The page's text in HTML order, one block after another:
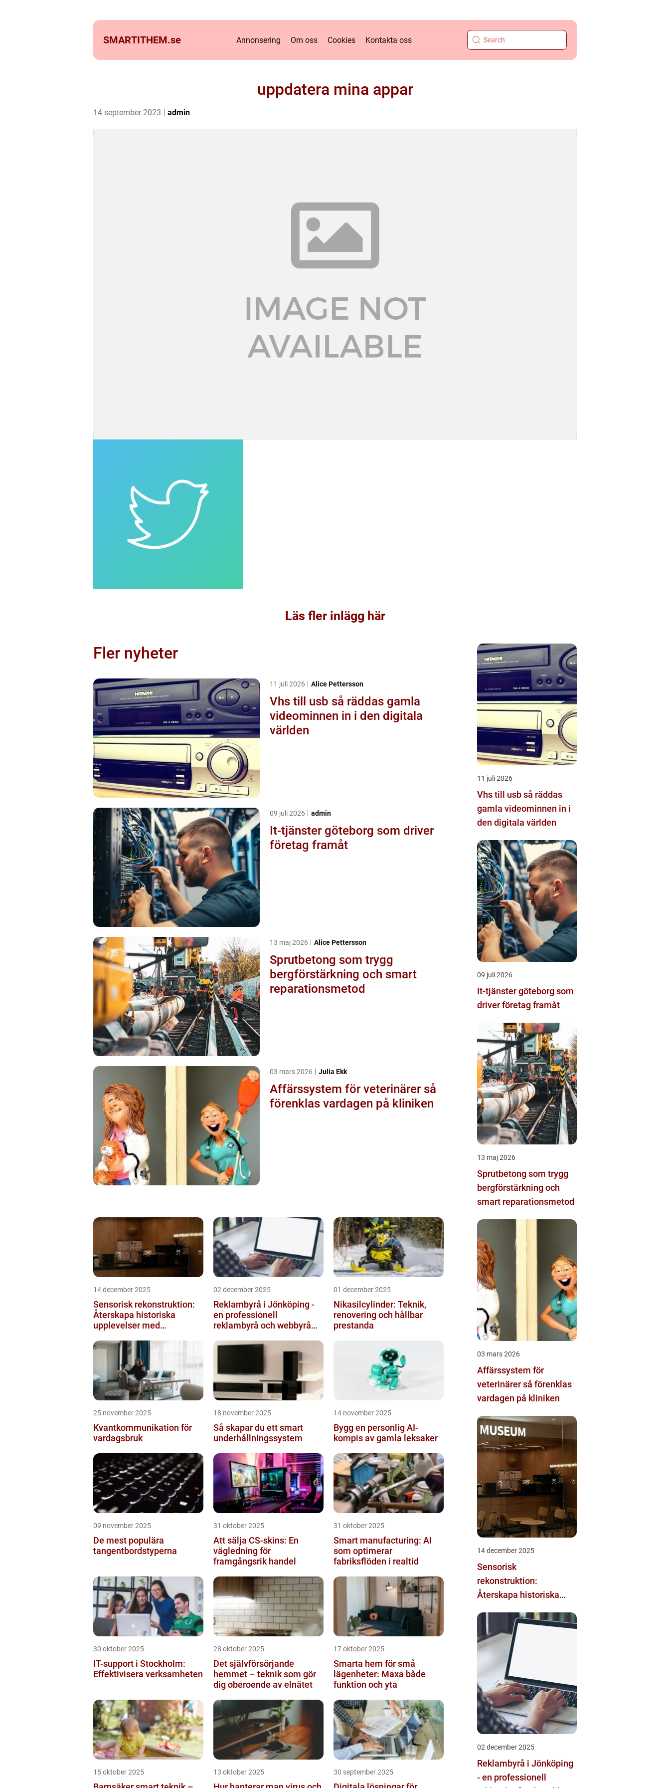
SMARTITHEM.se Annonsering Om oss Cookies Kontakta oss
uppdatera mina appar
14 september 2023 admin
Läs fler inlägg här
Fler nyheter
11 juli 2026 Alice Pettersson
Vhs till usb så räddas gamla
videominnen in i den digitala
världen
09 juli 2026 admin
It-tjänster göteborg som driver
företag framåt
13 maj 2026 Alice Pettersson
Sprutbetong som trygg
bergförstärkning och smart
reparationsmetod
03 mars 2026 Julia Ekk
Affärssystem för veterinärer så
förenklas vardagen på kliniken
14 december 2025
Sensorisk rekonstruktion:
Återskapa historiska
upplevelser med
02 december 2025
Reklambyrå i Jönköping -
en professionell
reklambyrå och webbyrå
kommunikati...
01 december 2025
Nikasilcylinder: Teknik,
renovering och hållbar
prestanda
25 november 2025
Kvantkommunikation för
vardagsbruk
18 november 2025
Så skapar du ett smart
underhållningssystem
14 november 2025
Bygg en personlig AI-
kompis av gamla leksaker
09 november 2025
De mest populära
tangentbordstyperna
31 oktober 2025
Att sälja CS-skins: En
vägledning för
framgångsrik handel
31 oktober 2025
Smart manufacturing: AI
som optimerar
fabriksflöden i realtid
30 oktober 2025
IT-support i Stockholm:
Effektivisera verksamheten
28 oktober 2025
Det självförsörjande
hemmet – teknik som gör
dig oberoende av elnätet
17 oktober 2025
Smarta hem för små
lägenheter: Maxa både
funktion och yta
15 oktober 2025 13 oktober 2025 30 september 2025
11 juli 2026
Vhs till usb så räddas
gamla videominnen in i
den digitala världen
09 juli 2026
It-tjänster göteborg som
driver företag framåt
13 maj 2026
Sprutbetong som trygg
bergförstärkning och
smart reparationsmetod
03 mars 2026
Affärssystem för
veterinärer så förenklas
vardagen på kliniken
14 december 2025
Sensorisk
rekonstruktion:
Återskapa historiska
multimodala AI
02 december 2025
Reklambyrå i Jönköping
- en professionell